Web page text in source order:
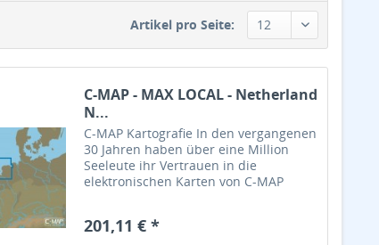
Artikel pro Seite:
C-MAP - MAX LOCAL - Netherland
N...
C-MAP Kartografie In den vergangenen
30 Jahren haben über eine Million
Seeleute ihr Vertrauen in die
elektronischen Karten von C-MAP
Navigationsdetails und sind
201,11 € *